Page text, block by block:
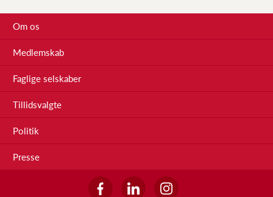
Om os
Medlemskab
Faglige selskaber
Tillidsvalgte
Politik
Presse